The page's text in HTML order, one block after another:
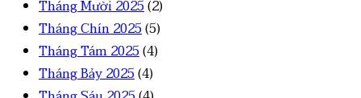
Tháng Mười 2025(2)
Tháng Chín 2025(5)
Tháng Tám 2025(4)
Tháng Bảy 2025(4)